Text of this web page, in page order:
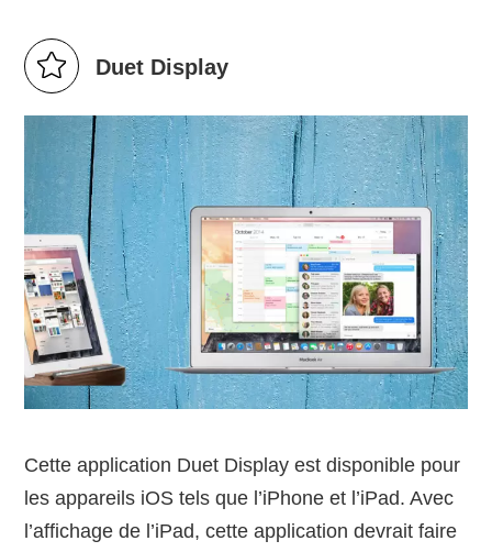
Duet Display
Cette application Duet Display est disponible pour
les appareils iOS tels que l’iPhone et l’iPad. Avec
l’affichage de l’iPad, cette application devrait faire